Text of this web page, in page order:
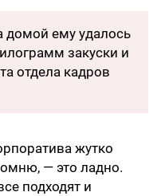
домой ему удалось
закуски и
отдела кадров
жутко
— это ладно.
подходят и